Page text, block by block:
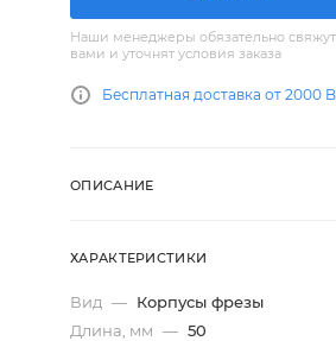
Наши менеджеры обязательно
вами и уточнят условия заказа
Бесплатная доставка от 2000
ОПИСАНИЕ
ХАРАКТЕРИСТИКИ
Вид — Корпусы фрезы
Длина, мм — 50